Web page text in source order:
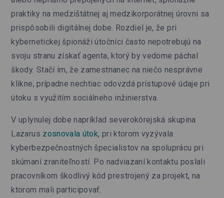
praktiky na medzištátnej aj medzikorporátnej úrovni sa
prispôsobili digitálnej dobe. Rozdiel je, že pri
kybernetickej špionáži útočníci často nepotrebujú na
svoju stranu získať agenta, ktorý by vedome páchal
škody. Stačí im, že zamestnanec na niečo nesprávne
klikne, prípadne nechtiac odovzdá prístupové údaje pri
útoku s využitím sociálneho inžinierstva.
V uplynulej dobe napríklad severokórejská skupina
Lazarus zosnovala útok, pri ktorom vyzývala
kyberbezpečnostných špecialistov na spoluprácu pri
skúmaní zraniteľností. Po nadviazaní kontaktu poslali
pracovníkom škodlivý kód prestrojený za projekt, na
ktorom mali participovať.